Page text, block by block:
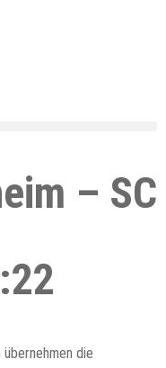
– SC
die